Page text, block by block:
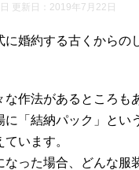
更新日： 2019年7月22日
に婚約する古くからの
な作法があるところも
に「結納パック」とい
います。
なった場合、どんな服